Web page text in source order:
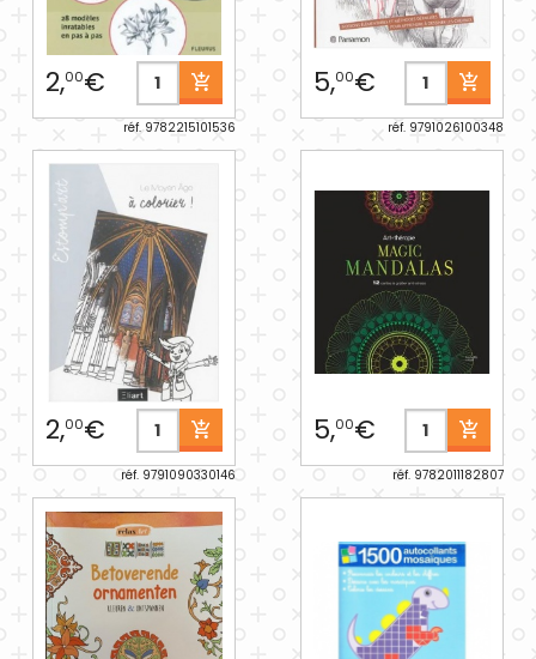
2,00€
réf. 9782215101536
5,00€
réf. 9791026100348
2,00€
réf. 9791090330146
5,00€
réf. 9782011182807